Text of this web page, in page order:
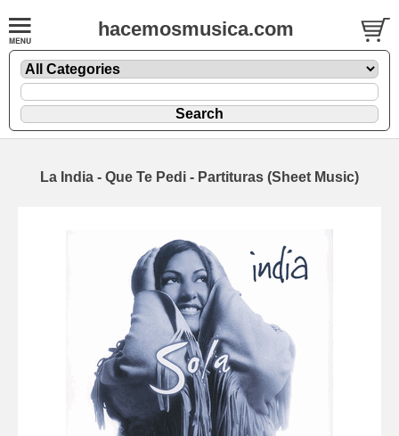
hacemosmusica.com
La India - Que Te Pedi - Partituras (Sheet Music)